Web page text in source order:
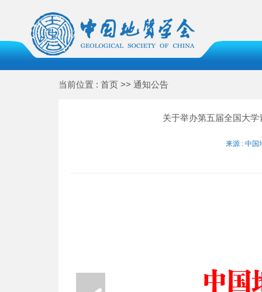
当前位置 : 首页 >> 通知公告
关于举办第五届全国大
来源 : 中